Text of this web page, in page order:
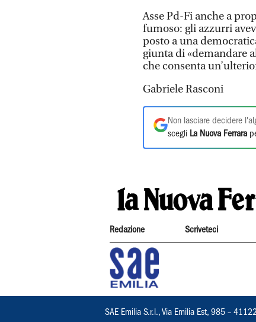
Asse Pd-Fi anche a
fumoso: gli azzurri
posto a una
giunta di «demandare
che consenta
Gabriele Rasconi
Non lasciare decidere
scegli La Nuova Ferrara
Redazione Scriveteci
SAE Emilia S.r.l., Via Emilia Est, 985 –